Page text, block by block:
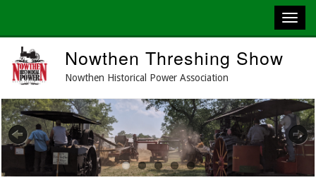
main
content
Nowthen Threshing Show
Nowthen Historical Power Association
Previous Next